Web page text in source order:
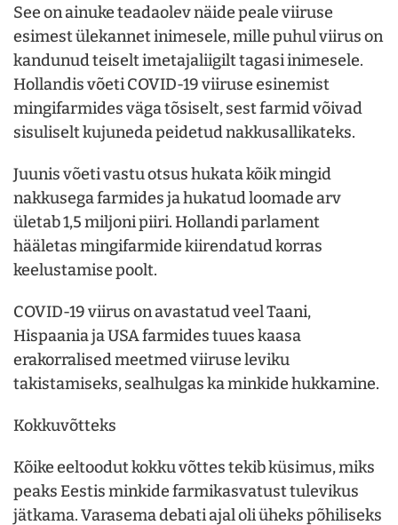
See on ainuke teadaolev näide peale viiruse
esimest ülekannet inimesele, mille puhul viirus on
kandunud teiselt imetajaliigilt tagasi inimesele.
Hollandis võeti COVID-19 viiruse esinemist
mingifarmides väga tõsiselt, sest farmid võivad
sisuliselt kujuneda peidetud nakkusallikateks.
Juunis võeti vastu otsus hukata kõik mingid
nakkusega farmides ja hukatud loomade arv
ületab 1,5 miljoni piiri. Hollandi parlament
hääletas mingifarmide kiirendatud korras
keelustamise poolt.
COVID-19 viirus on avastatud veel Taani,
Hispaania ja USA farmides tuues kaasa
erakorralised meetmed viiruse leviku
takistamiseks, sealhulgas ka minkide hukkamine.
Kokkuvõtteks
Kõike eeltoodut kokku võttes tekib küsimus, miks
peaks Eestis minkide farmikasvatust tulevikus
jätkama. Varasema debati ajal oli üheks põhiliseks